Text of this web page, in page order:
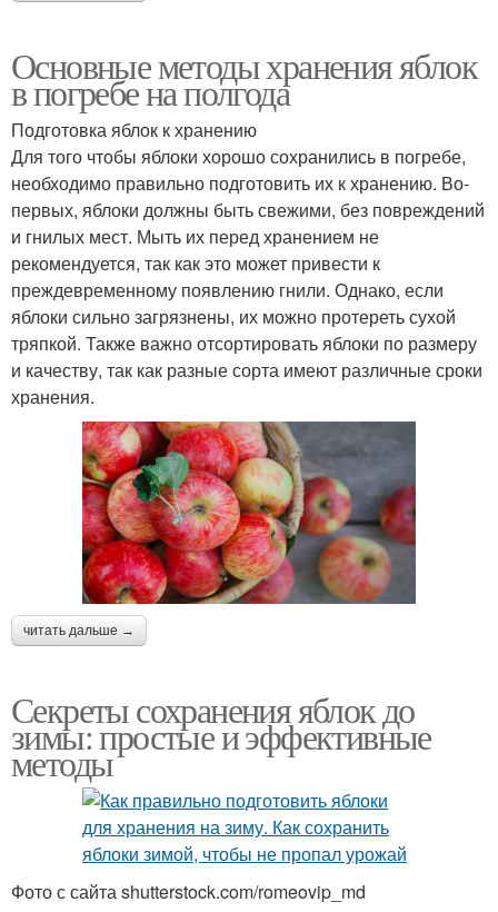
Основные методы хранения яблок
в погребе на полгода
Подготовка яблок к хранению
Для того чтобы яблоки хорошо сохранились в погребе,
необходимо правильно подготовить их к хранению. Во-
первых, яблоки должны быть свежими, без повреждений
и гнилых мест. Мыть их перед хранением не
рекомендуется, так как это может привести к
преждевременному появлению гнили. Однако, если
яблоки сильно загрязнены, их можно протереть сухой
тряпкой. Также важно отсортировать яблоки по размеру
и качеству, так как разные сорта имеют различные сроки
хранения.
читать дальше →
Секреты сохранения яблок до
зимы: простые и эффективные
методы
Фото с сайта shutterstock.com/romeovip_md